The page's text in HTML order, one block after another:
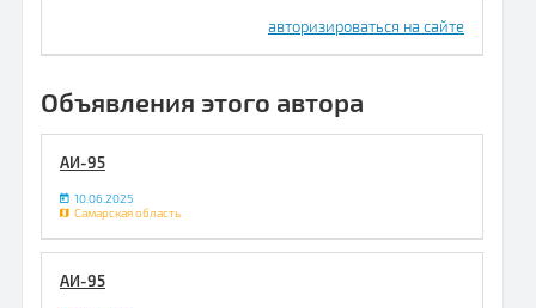
авторизироваться на сайте
Объявления этого автора
АИ-95
10.06.2025
Самарская область
АИ-95